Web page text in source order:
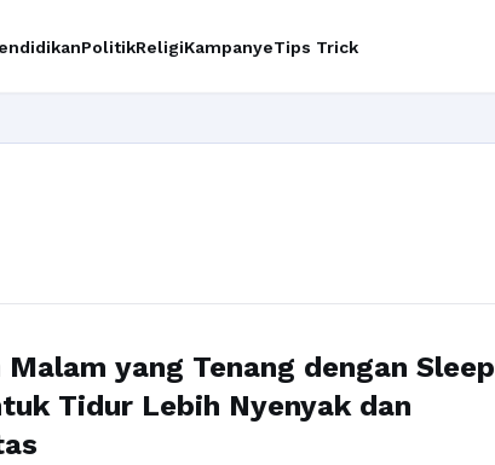
PolitikReligiKampanyeTips Trick
yang Tenang dengan Sleep
Tidur Lebih Nyenyak dan